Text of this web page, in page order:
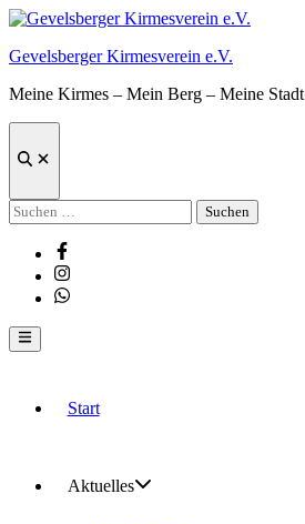
Zum
springen
Gevelsberger Kirmesverein e.V.
Meine Kirmes – Mein Berg – Meine Stadt
Suche
Suchen
nach:
Facebook
Instagram
Whatsapp
Hauptmenü
Start
Aktuelles